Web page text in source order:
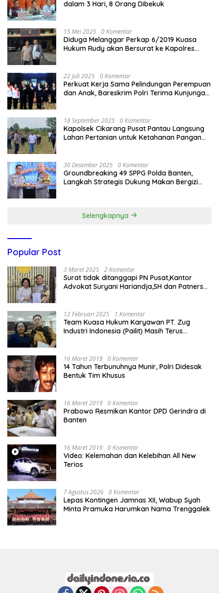
dalam 3 Hari, 8 Orang Dibekuk
15 Mei 2025 0 Komentar
Diduga Melanggar Perkap 6/2019 Kuasa
Hukum Rudy akan Bersurat ke Kapolres
22 Juli 2025 0 Komentar
Perkuat Kerja Sama Pelindungan Perempuan
dan Anak, Bareskrim Polri Terima Kunjungan
18 September 2025 0 Komentar
Kapolsek Cikarang Pusat Pantau Langsung
Lahan Pertanian untuk Ketahanan Pangan
30 Desember 2025 0 Komentar
Groundbreaking 49 SPPG Polda Banten,
Langkah Strategis Dukung Makan Bergizi
Selengkapnya
Popular Post
3 Maret 2025 2 Komentar
Surat tidak ditanggapi PN Pusat,Kantor
Advokat Suryani Hariandja,SH dan Patners
12 Februari 2025 1 Komentar
Team Kuasa Hukum Karyawan PT. Zug
Industri Indonesia (Pailit) Masih Terus
16 Maret 2019 0 Komentar
14 Tahun Terbunuhnya Munir, Polri Didesak
Bentuk Tim Khusus
16 Maret 2019 0 Komentar
Prabowo Resmikan Kantor DPD Gerindra di
Banten
16 Maret 2019 0 Komentar
Video: Kelemahan dan Kelebihan All New
Terios
7 Agustus 2026 0 Komentar
Lepas Kontingen Jamnas XII, Wabup Syah
Minta Pramuka Harumkan Nama Trenggalek